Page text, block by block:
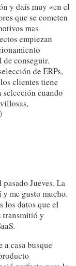
y daís muy «en el
que se cometen
mas
empiezan
conseguir.
de ERPs,
clientes tiene
cuando
Jueves. La
y me gusto mucho.
los datos que el
transmitió y
a casa busque